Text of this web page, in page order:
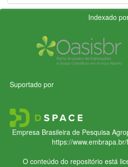
Indexado
Suportado por
Empresa Brasileira de Pesquisa
https://
O conteúdo do repositório está